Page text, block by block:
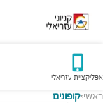
אפליקציית עזריאלי
ראשי>קופונים